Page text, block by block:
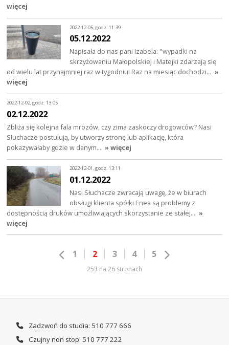
więcej
2022-12-05, godz. 11:39
05.12.2022
Napisała do nas pani Izabela: "wypadki na
skrzyżowaniu Małopolskiej i Matejki zdarzają się
od wielu lat przynajmniej raz w tygodniu! Raz na miesiąc dochodzi… »
więcej
2022-12-02, godz. 13:05
02.12.2022
Zbliża się kolejna fala mrozów, czy zima zaskoczy drogowców? Nasi
Słuchacze postulują, by utworzy stronę lub aplikację, która
pokazywałaby gdzie w danym… » więcej
2022-12-01, godz. 13:11
01.12.2022
Nasi Słuchacze zwracają uwagę, że w biurach
obsługi klienta spółki Enea są problemy z
dostępnością druków umożliwiających skorzystanie ze stałej… »
więcej
1 2 3 4 5
253 na 26 stronach
Zadzwoń do studia: 510 777 666
Czujny non stop: 510 777 222